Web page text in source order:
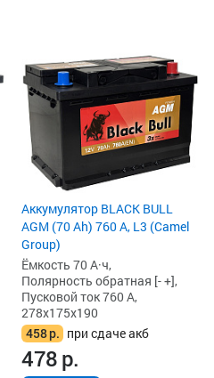
Аккумулятор BLACK BULL
AGM (70 Ah) 760 А, L3 (Camel
Group)
Ёмкость 70 А·ч,
Полярность обратная [- +],
Пусковой ток 760 А,
278x175x190
458р. при сдаче акб
478р.